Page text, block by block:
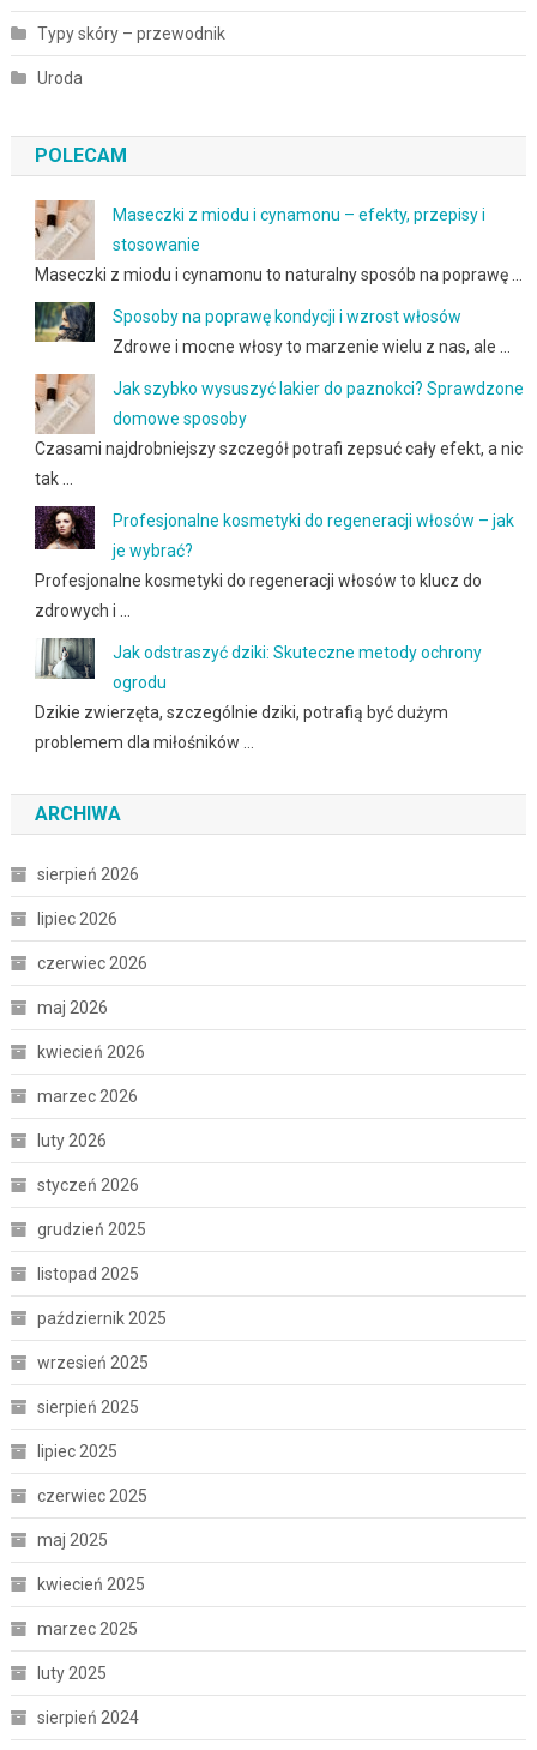
Typy skóry – przewodnik
Uroda
POLECAM
Maseczki z miodu i cynamonu – efekty, przepisy i
stosowanie
Maseczki z miodu i cynamonu to naturalny sposób na poprawę …
Sposoby na poprawę kondycji i wzrost włosów
Zdrowe i mocne włosy to marzenie wielu z nas, ale …
Jak szybko wysuszyć lakier do paznokci? Sprawdzone
domowe sposoby
Czasami najdrobniejszy szczegół potrafi zepsuć cały efekt, a nic
tak …
Profesjonalne kosmetyki do regeneracji włosów – jak
je wybrać?
Profesjonalne kosmetyki do regeneracji włosów to klucz do
zdrowych i …
Jak odstraszyć dziki: Skuteczne metody ochrony
ogrodu
Dzikie zwierzęta, szczególnie dziki, potrafią być dużym
problemem dla miłośników …
ARCHIWA
sierpień 2026
lipiec 2026
czerwiec 2026
maj 2026
kwiecień 2026
marzec 2026
luty 2026
styczeń 2026
grudzień 2025
listopad 2025
październik 2025
wrzesień 2025
sierpień 2025
lipiec 2025
czerwiec 2025
maj 2025
kwiecień 2025
marzec 2025
luty 2025
sierpień 2024